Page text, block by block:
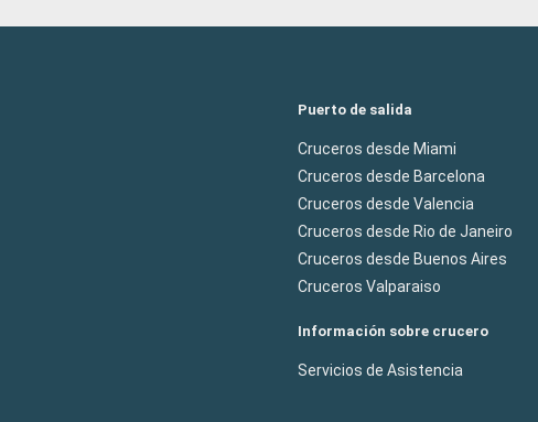
Puerto de salida
Cruceros desde Miami
Cruceros desde Barcelona
Cruceros desde Valencia
Cruceros desde Rio de Janeiro
Cruceros desde Buenos Aires
Cruceros Valparaiso
Información sobre crucero
Servicios de Asistencia